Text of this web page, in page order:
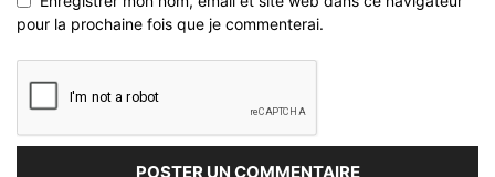
pour la prochaine fois que je commenterai.